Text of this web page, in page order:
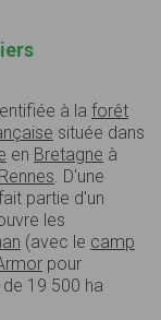
à la forêt
située dans
en Bretagne à
Rennes. D'une
partie d'un
les
(avec le camp
pour
19 500 ha